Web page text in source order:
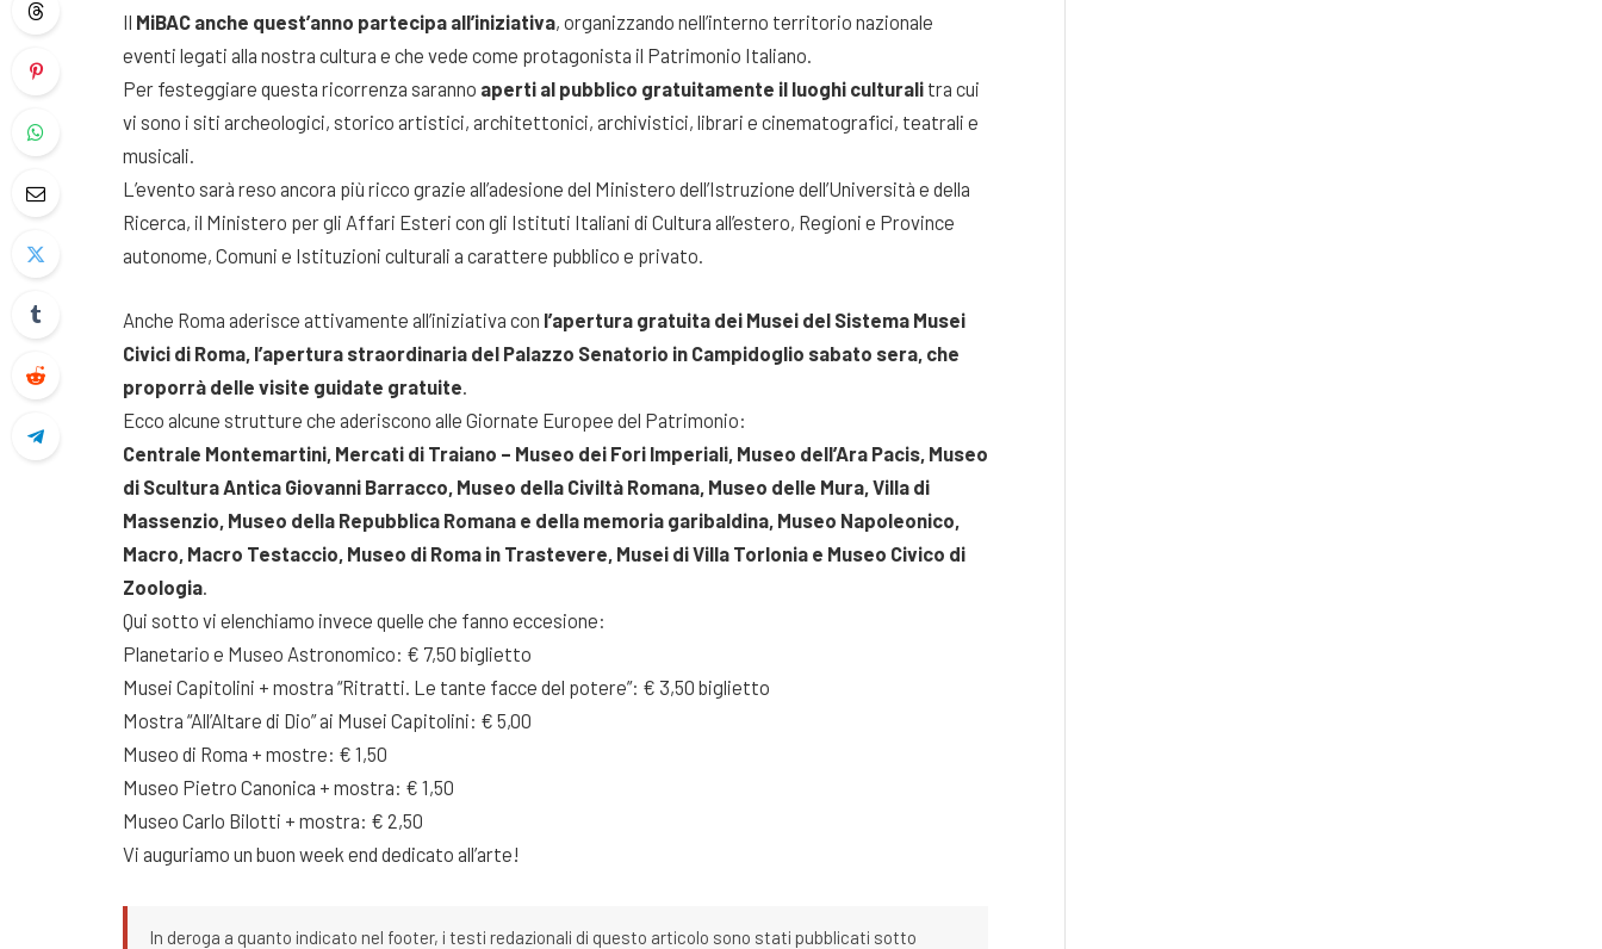
Il MiBAC anche quest’anno partecipa all’iniziativa, organizzando nell’interno territorio nazionale
eventi legati alla nostra cultura e che vede come protagonista il Patrimonio Italiano.
Per festeggiare questa ricorrenza saranno aperti al pubblico gratuitamente il luoghi culturali tra cui
vi sono i siti archeologici, storico artistici, architettonici, archivistici, librari e cinematografici, teatrali e
musicali.
L’evento sarà reso ancora più ricco grazie all’adesione del Ministero dell’Istruzione dell’Università e della
Ricerca, il Ministero per gli Affari Esteri con gli Istituti Italiani di Cultura all’estero, Regioni e Province
autonome, Comuni e Istituzioni culturali a carattere pubblico e privato.
Anche Roma aderisce attivamente all’iniziativa con l’apertura gratuita dei Musei del Sistema Musei
Civici di Roma, l’apertura straordinaria del Palazzo Senatorio in Campidoglio sabato sera, che
proporrà delle visite guidate gratuite
Ecco alcune strutture che aderiscono alle Giornate Europee del Patrimonio:
Centrale Montemartini, Mercati di Traiano – Museo dei Fori Imperiali, Museo dell’Ara Pacis, Museo
di Scultura Antica Giovanni Barracco, Museo della Civiltà Romana, Museo delle Mura, Villa di
Massenzio, Museo della Repubblica Romana e della memoria garibaldina, Museo Napoleonico,
Macro, Macro Testaccio, Museo di Roma in Trastevere, Musei di Villa Torlonia e Museo Civico di
Zoologia
Qui sotto vi elenchiamo invece quelle che fanno eccesione:
Planetario e Museo Astronomico: € 7,50 biglietto
Musei Capitolini + mostra “Ritratti. Le tante facce del potere”: € 3,50 biglietto
Mostra “All’Altare di Dio” ai Musei Capitolini: € 5,00
Museo di Roma + mostre: € 1,50
Museo Pietro Canonica + mostra: € 1,50
Museo Carlo Bilotti + mostra: € 2,50
Vi auguriamo un buon week end dedicato all’arte!
In deroga a quanto indicato nel footer, i testi redazionali di questo articolo sono stati pubblicati sotto